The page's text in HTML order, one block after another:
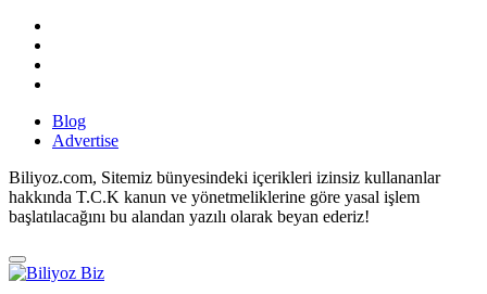
Blog
Advertise
Biliyoz.com, Sitemiz bünyesindeki içerikleri izinsiz kullananlar
hakkında T.C.K kanun ve yönetmeliklerine göre yasal işlem
başlatılacağını bu alandan yazılı olarak beyan ederiz!